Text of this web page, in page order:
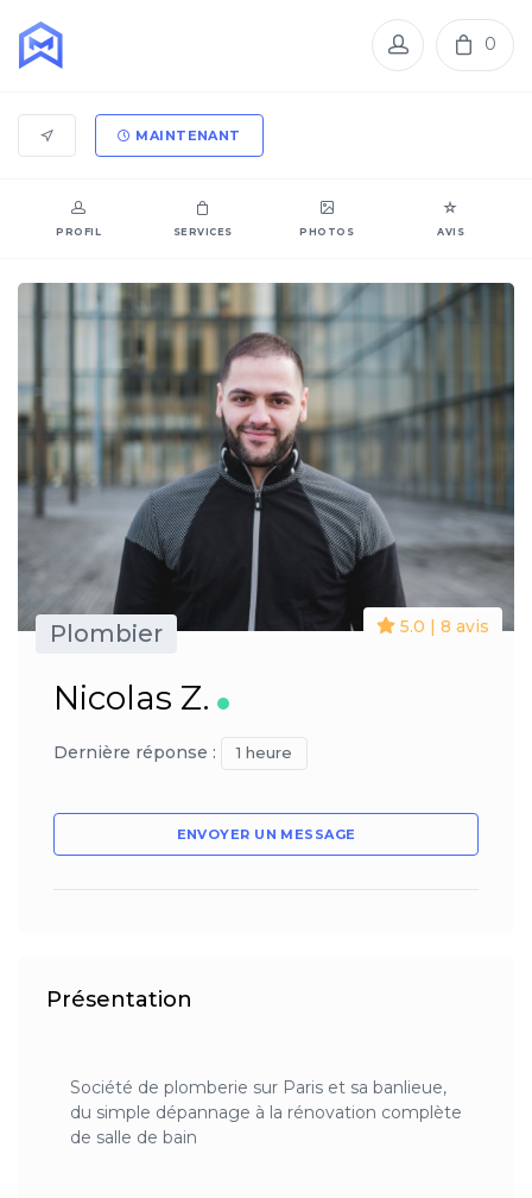
0
MAINTENANT
PROFIL SERVICES PHOTOS AVIS
5.0 | 8 avis
Plombier
Nicolas Z.
Dernière réponse : 1 heure
ENVOYER UN MESSAGE
Présentation
Société de plomberie sur Paris et sa banlieue,
du simple dépannage à la rénovation complète
de salle de bain